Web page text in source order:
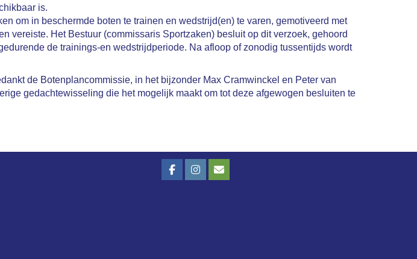
is.
om in beschermde boten te trainen en wedstrijd(en) te varen, gemotiveerd met
vereiste. Het Bestuur (commissaris Sportzaken) besluit op dit verzoek, gehoord
de trainings-en wedstrijdperiode. Na afloop of zonodig tussentijds wordt
de Botenplancommissie, in het bijzonder Max Cramwinckel en Peter van
gedachtewisseling die het mogelijk maakt om tot deze afgewogen besluiten te